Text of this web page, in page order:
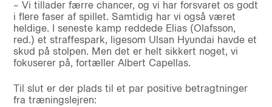
– Vi tillader færre chancer, og vi har forsvaret os godt
i flere faser af spillet. Samtidig har vi også været
heldige. I seneste kamp reddede Elias (Olafsson,
red.) et straffespark, ligesom Ulsan Hyundai havde et
skud på stolpen. Men det er helt sikkert noget, vi
fokuserer på, fortæller Albert Capellas.
Til slut er der plads til et par positive betragtninger
fra træningslejren: